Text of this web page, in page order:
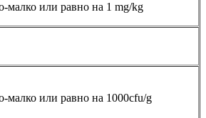
малко или равно на 1 mg/kg
малко или равно на 1000cfu/g